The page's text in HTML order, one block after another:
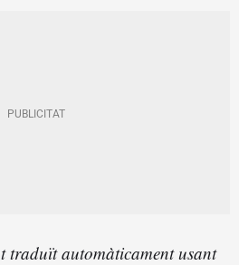
traduït automàticament usant